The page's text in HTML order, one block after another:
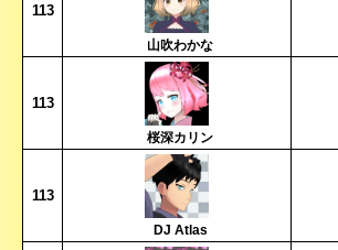
113
山吹わかな
113
桜深カリン
113
DJ Atlas